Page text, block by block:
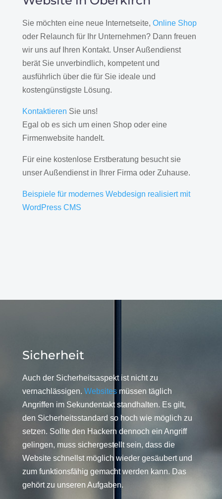
Sie möchten eine neue Internetseite, Online Shop
oder Relaunch für Ihr Unternehmen? Dann freuen
wir uns auf Ihren Kontakt. Unser Außendienst
berät Sie unverbindlich, kompetent und
ausführlich über die für Sie ideale und
kostengünstigste Lösung.
Kontaktieren Sie uns!
Egal ob es sich um einen Shop oder eine
Firmenwebsite handelt.
Für eine kostenlose Erstberatung besucht sie
unser Außendienst in Ihrer Firma oder Zuhause.
Beispiele für modernes Webdesign realisiert mit
WordPress CMS
Sicherheit
Auch der Sicherheitsaspekt ist nicht zu
vernachlässigen. Websitesmüssen täglich
Angriffen im Sekundentakt standhalten. Es gilt,
den Sicherheitsstandard so hoch wie möglich zu
setzen. Sollte den Hackern dennoch ein Angriff
gelingen, muss sichergestellt sein, dass die
Website schnellst möglich wieder gesäubert und
zum funktionsfähig gemacht werden kann. Das
gehört zu unseren Aufgaben.